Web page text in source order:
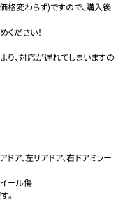
変わらず)ですので、購入後
ださい！
、対応が遅れてしまいますの
ドア、左リアドア、右ドアミラー
イール傷
。